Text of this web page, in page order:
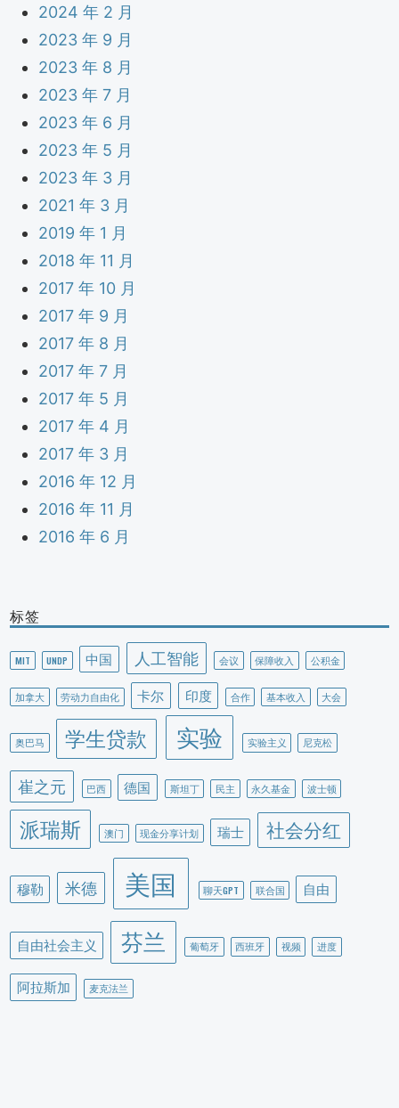
2024 年 2 月
2023 年 9 月
2023 年 8 月
2023 年 7 月
2023 年 6 月
2023 年 5 月
2023 年 3 月
2021 年 3 月
2019 年 1 月
2018 年 11 月
2017 年 10 月
2017 年 9 月
2017 年 8 月
2017 年 7 月
2017 年 5 月
2017 年 4 月
2017 年 3 月
2016 年 12 月
2016 年 11 月
2016 年 6 月
标签
MIT UNDP 中国 人工智能 会议 保障收入 公积金
加拿大 劳动力自由化 卡尔 印度 合作 基本收入 大会
奥巴马 学生贷款 实验 实验主义 尼克松
崔之元 巴西 德国 斯坦丁 民主 永久基金 波士顿
派瑞斯 澳门 现金分享计划 瑞士 社会分红
穆勒 米德 美国 聊天GPT 联合国 自由
自由社会主义 芬兰 葡萄牙 西班牙 视频 进度
阿拉斯加 麦克法兰